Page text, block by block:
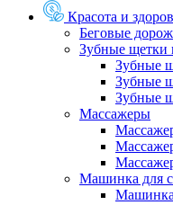
Красота и
Беговые
Зубные щетки
Зубные
Зубные
Зубные
Массажеры
Машинка для